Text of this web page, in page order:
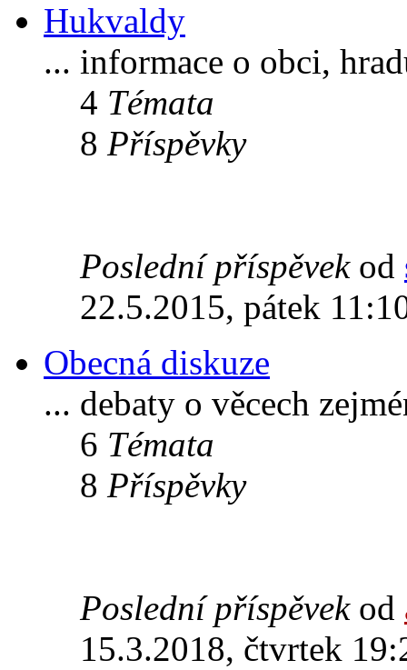
Hukvaldy
... informace o obci,
4 Témata
8 Příspěvky
Poslední příspěvekod
22.5.2015, pátek
Obecná diskuze
... debaty o věcech
6 Témata
8 Příspěvky
Poslední příspěvekod
15.3.2018, čtvrtek